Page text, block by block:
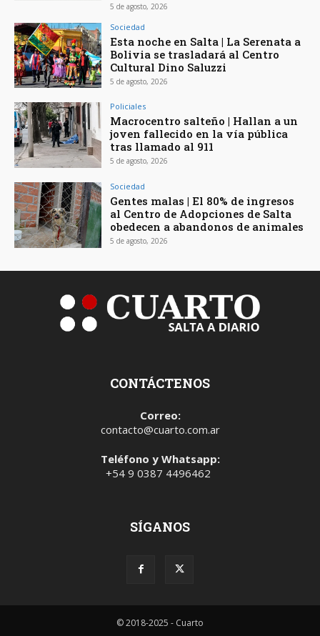
5 de agosto, 2026
Sociedad
Esta noche en Salta | La Serenata a
Bolivia se trasladará al Centro
Cultural Dino Saluzzi
5 de agosto, 2026
Policiales
Macrocentro salteño | Hallan a un
joven fallecido en la vía pública
tras llamado al 911
5 de agosto, 2026
Sociedad
Gentes malas | El 80% de ingresos
al Centro de Adopciones de Salta
obedecen a abandonos de animales
5 de agosto, 2026
CONTÁCTENOS
Correo:
contacto@cuarto.com.ar
Teléfono y Whatsapp:
+54 9 0387 4496462
SÍGANOS
© 2018-2025 - Cuarto